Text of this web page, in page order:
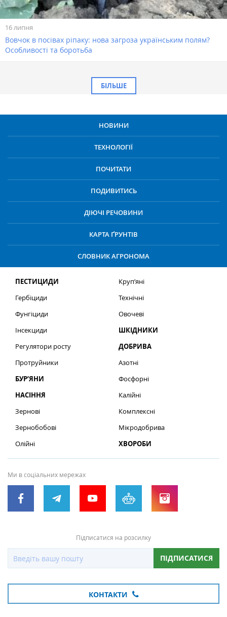
16 липня
Вовчок в посівах ріпаку: нова загроза українським полям?
Особливості та боротьба
БІЛЬШЕ
НОВИНИ
ТЕХНОЛОГІЇ
ПОЧИТАТИ
ПОДИВИТИСЬ
ДІЮЧІ РЕЧОВИНИ
КАРТА ҐРУНТІВ
СЛОВНИК АГРОНОМА
ПЕСТИЦИДИ
Гербіциди
Фунгіциди
Інсекциди
Регулятори росту
Протруйники
БУР’ЯНИ
НАСІННЯ
Зернові
Зернобобові
Олійні
Круп’яні
Технічні
Овочеві
ШКІДНИКИ
ДОБРИВА
Азотні
Фосфорні
Калійні
Комплексні
Мікродобрива
ХВОРОБИ
Ми в соціальних мережах
Підписатися на розсилку
ПІДПИСАТИСЯ
КОНТАКТИ